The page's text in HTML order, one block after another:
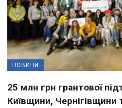
НОВИНИ
25 млн грн грантової
Київщини,